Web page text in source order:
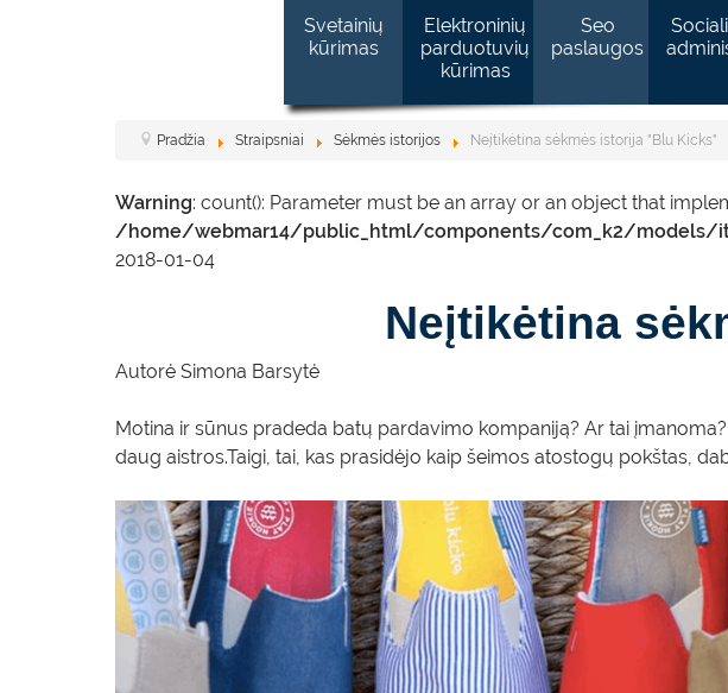
Svetainių
kūrimas
Elektroninių
parduotuvių
kūrimas
Seo
paslaugos
Pradžia Straipsniai Sėkmės istorijos Neįtikėtina sėkmės istorija "Blu Kicks"
Warning: count(): Parameter must be an array or an object that
/home/webmar14/public_html/components/com_k2/models/
2018-01-04
Neįtikėtina
Autorė Simona Barsytė
Motina ir sūnus pradeda batų pardavimo kompaniją? Ar tai
daug aistros.Taigi, tai, kas prasidėjo kaip šeimos atostogų pokštas,